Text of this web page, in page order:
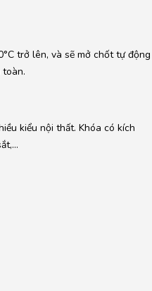
trở lên, và sẽ mở chốt tự động
kiểu nội thất. Khóa có kích